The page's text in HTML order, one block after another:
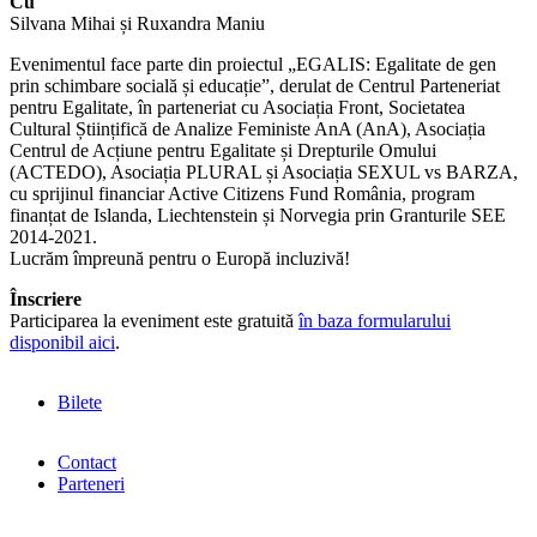
Silvana Mihai și Ruxandra Maniu
Evenimentul face parte din proiectul „EGALIS: Egalitate de gen
prin schimbare socială și educație”, derulat de Centrul Parteneriat
pentru Egalitate, în parteneriat cu Asociația Front, Societatea
Cultural Științifică de Analize Feministe AnA (AnA), Asociația
Centrul de Acțiune pentru Egalitate și Drepturile Omului
(ACTEDO), Asociația PLURAL și Asociația SEXUL vs BARZA,
cu sprijinul financiar Active Citizens Fund România, program
finanțat de Islanda, Liechtenstein și Norvegia prin Granturile SEE
2014-2021.
Lucrăm împreună pentru o Europă incluzivă!
Înscriere
Participarea la eveniment este gratuităîn baza formularului
disponibil aici.
Bilete
Contact
Parteneri